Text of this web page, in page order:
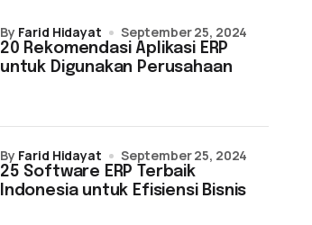
20 Rekomendasi Aplikasi ERP
untuk Digunakan Perusahaan
by Farid Hidayat September 25, 2024
25 Software ERP Terbaik
Indonesia untuk Efisiensi Bisnis
by Farid Hidayat September 25, 2024